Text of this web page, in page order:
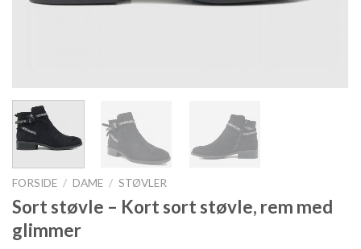
FORSIDE / DAME / STØVLER
Sort støvle – Kort sort støvle, rem med
glimmer